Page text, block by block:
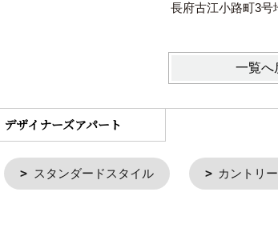
長府古江小路町3号
一覧へ
デザイナーズアパート
スタンダードスタイル カントリ